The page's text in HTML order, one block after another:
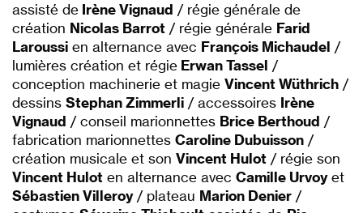
assisté de Irène Vignaud / régie générale de
création Nicolas Barrot / régie générale Farid
Laroussi en alternance avec François Michaudel /
lumières création et régie Erwan Tassel /
conception machinerie et magie Vincent Wüthrich /
dessins Stephan Zimmerli / accessoires Irène
Vignaud / conseil marionnettes Brice Berthoud /
fabrication marionnettes Caroline Dubuisson /
création musicale et son Vincent Hulot / régie son
Vincent Hulot en alternance avec Camille Urvoyet
Sébastien Villeroy/ plateau Marion Denier /